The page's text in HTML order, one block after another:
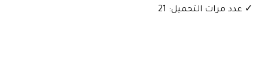
✓ عدد مرات التحميل: 21